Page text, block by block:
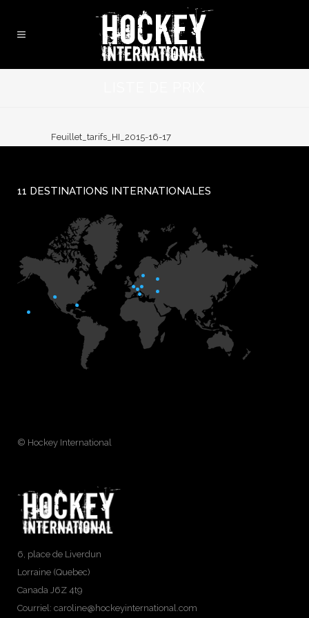
Feuillet_tarifs_HI_2015-16-17
11 DESTINATIONS INTERNATIONALES
© Hockey International
6, place de Liverdun
Lorraine (Quebec)
Canada J6Z 4t9
Courriel: caroline@hockeyinternational.com